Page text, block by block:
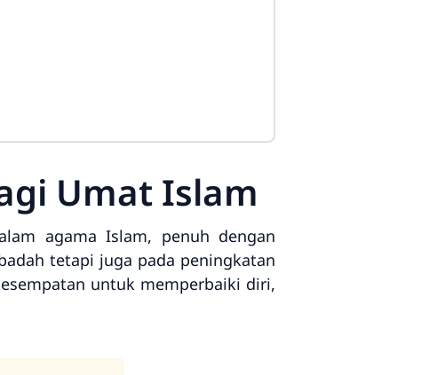
Umat Islam
agama Islam, penuh dengan
tetapi juga pada peningkatan
untuk memperbaiki diri,